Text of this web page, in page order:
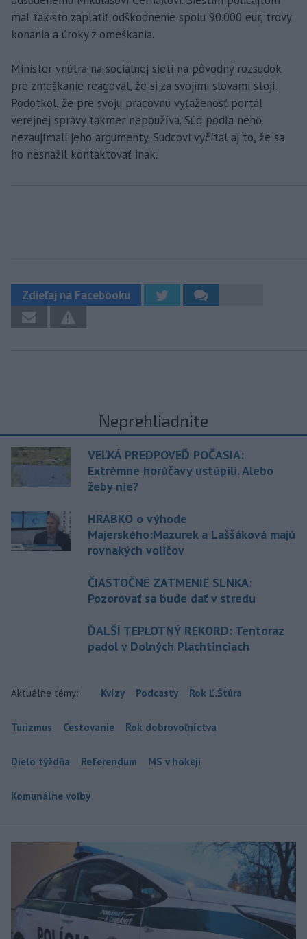
mal takisto zaplatiť odškodnenie spolu 90.000 eur, trovy
konania a úroky z omeškania.
Minister vnútra na sociálnej sieti na pôvodný rozsudok
pre zmeškanie reagoval, že si za svojimi slovami stojí.
Podotkol, že pre svoju pracovnú vyťaženosť portál
verejnej správy takmer nepoužíva. Súd podľa neho
nezaujímali jeho argumenty. Sudcovi vyčítal aj to, že sa
ho nesnažil kontaktovať inak.
Zdieľaj na Facebooku
Neprehliadnite
VEĽKÁ PREDPOVEĎ POČASIA:
Extrémne horúčavy ustúpili. Alebo
žeby nie?
HRABKO o výhode
Majerského:Mazurek a Laššáková majú
rovnakých voličov
ČIASTOČNÉ ZATMENIE SLNKA:
Pozorovať sa bude dať v stredu
ĎALŠÍ TEPLOTNÝ REKORD: Tentoraz
padol v Dolných Plachtinciach
Aktuálne témy: Kvízy Podcasty Rok Ľ.Štúra
Turizmus Cestovanie Rok dobrovoľníctva
Dielo týždňa Referendum MS v hokeji
Komunálne voľby